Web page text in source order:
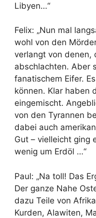
Libyen…“
Felix: „Nun mal
wohl von den
verlangt von denen,
abschlachten. Aber
fanatischem Eifer.
können. Klar haben
eingemischt.
von den Tyrannen
dabei auch
Gut – vielleicht ging
wenig um Erdöl …“
Paul: „Na toll! Das
Der ganze Nahe
dazu Teile von
Kurden, Alawiten,